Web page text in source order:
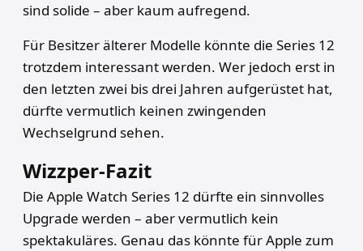
sind solide – aber kaum aufregend.
Für Besitzer älterer Modelle könnte die Series 12
trotzdem interessant werden. Wer jedoch erst in
den letzten zwei bis drei Jahren aufgerüstet hat,
dürfte vermutlich keinen zwingenden
Wechselgrund sehen.
Wizzper-Fazit
Die Apple Watch Series 12 dürfte ein sinnvolles
Upgrade werden – aber vermutlich kein
spektakuläres. Genau das könnte für Apple zum